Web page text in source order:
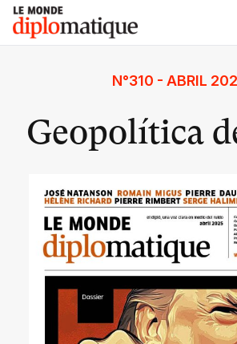
Skip
content
Le monde diplomatique
N°310 - ABRIL
Geopolítica